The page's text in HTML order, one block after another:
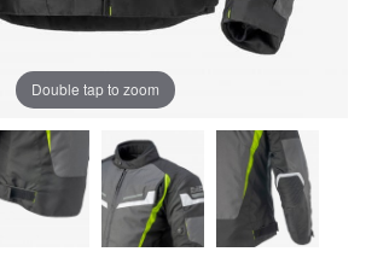
Double tap to zoom